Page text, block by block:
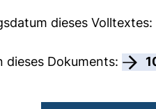
dieses Volltextes:
dieses Dokuments: